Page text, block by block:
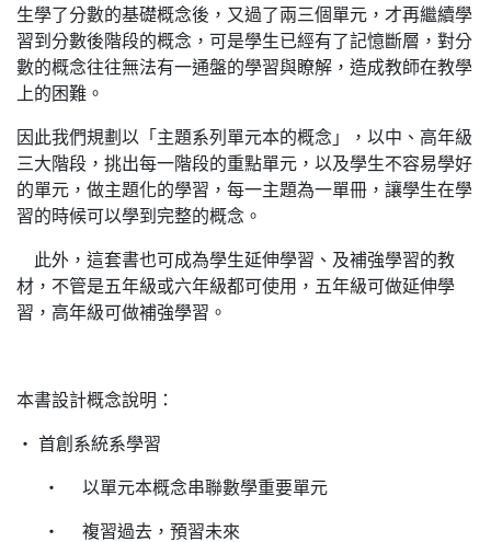
生學了分數的基礎概念後，又過了兩三個單元，才再繼續學
習到分數後階段的概念，可是學生已經有了記憶斷層，對分
數的概念往往無法有一通盤的學習與瞭解，造成教師在教學
上的困難。
因此我們規劃以「主題系列單元本的概念」，以中、高年級
三大階段，挑出每一階段的重點單元，以及學生不容易學好
的單元，做主題化的學習，每一主題為一單冊，讓學生在學
習的時候可以學到完整的概念。
此外，這套書也可成為學生延伸學習、及補強學習的教
材，不管是五年級或六年級都可使用，五年級可做延伸學
習，高年級可做補強學習。
本書設計概念說明：
‧ 首創系統系學習
‧ 以單元本概念串聯數學重要單元
‧ 複習過去，預習未來